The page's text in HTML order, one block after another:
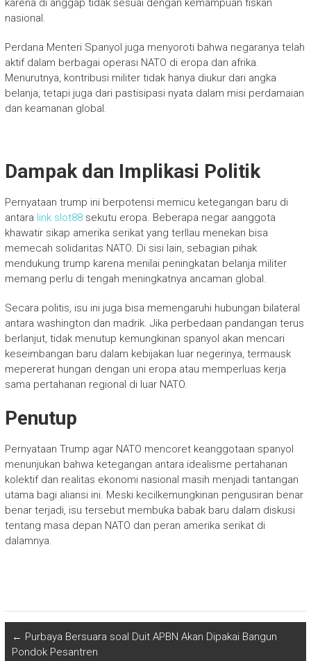
nasional.
Perdana Menteri Spanyol juga menyoroti bahwa negaranya telah
aktif dalam berbagai operasi NATO di eropa dan afrika.
Menurutnya, kontribusi militer tidak hanya diukur dari angka
belanja, tetapi juga dari pastisipasi nyata dalam misi perdamaian
dan keamanan global.
Dampak dan Implikasi Politik
Pernyataan trump ini berpotensi memicu ketegangan baru di
antara link slot88sekutu eropa. Beberapa negar aanggota
khawatir sikap amerika serikat yang terllau menekan bisa
memecah solidaritas NATO. Di sisi lain, sebagian pihak
mendukung trump karena menilai peningkatan belanja militer
memang perlu di tengah meningkatnya ancaman global.
Secara politis, isu ini juga bisa memengaruhi hubungan bilateral
antara washington dan madrik. Jika perbedaan pandangan terus
berlanjut, tidak menutup kemungkinan spanyol akan mencari
keseimbangan baru dalam kebijakan luar negerinya, termausk
mepererat hungan dengan uni eropa atau memperluas kerja
sama pertahanan regional di luar NATO.
Penutup
Pernyataan Trump agar NATO mencoret keanggotaan spanyol
menunjukan bahwa ketegangan antara idealisme pertahanan
kolektif dan realitas ekonomi nasional masih menjadi tantangan
utama bagi aliansi ini. Meski kecilkemungkinan pengusiran benar
benar terjadi, isu tersebut membuka babak baru dalam diskusi
tentang masa depan NATO dan peran amerika serikat di
dalamnya.
← Purbaya Bersuara soal Duit APBN Akan Dipakai Bangun
Pondok Pesantren